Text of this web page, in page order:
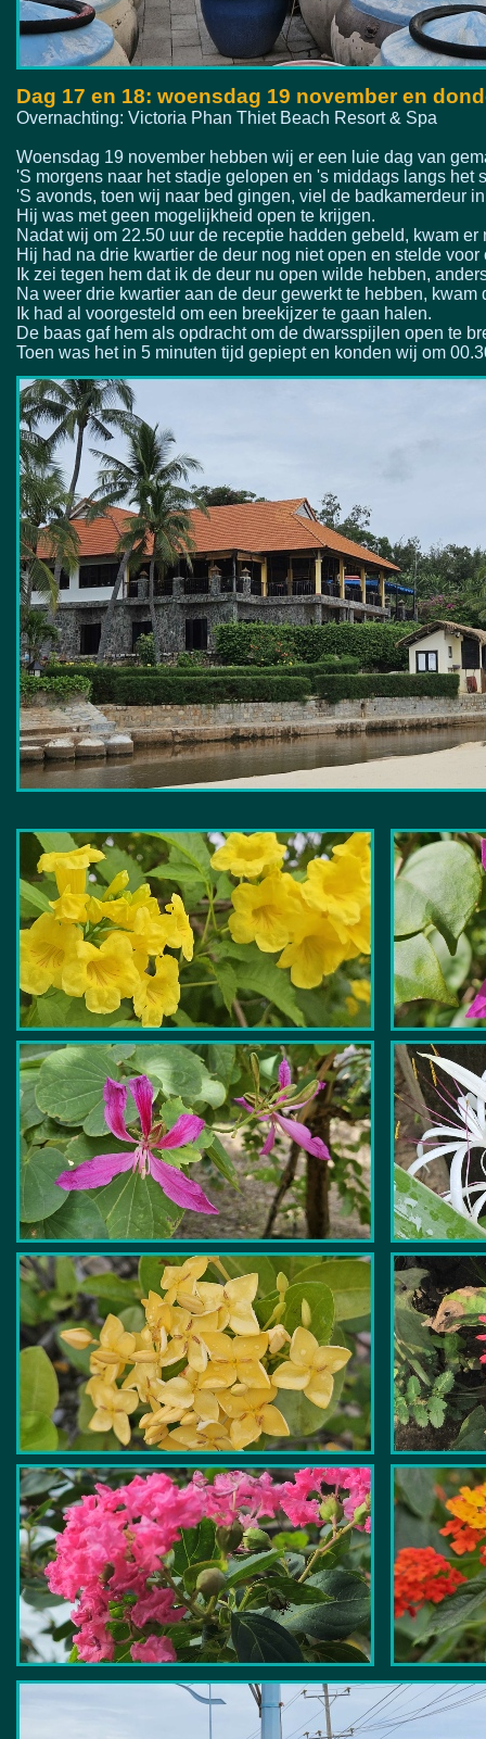
Dag 17 en 18: woensdag 19 november en
Overnachting: Victoria Phan Thiet Beach Resort & Spa
Woensdag 19 november hebben wij er een luie dag van
'S morgens naar het stadje gelopen en 's middags langs het
'S avonds, toen wij naar bed gingen, viel de badkamerdeur
Hij was met geen mogelijkheid open te krijgen.
Nadat wij om 22.50 uur de receptie hadden gebeld, kwam
Hij had na drie kwartier de deur nog niet open en stelde voor
Ik zei tegen hem dat ik de deur nu open wilde hebben,
Na weer drie kwartier aan de deur gewerkt te hebben,
Ik had al voorgesteld om een breekijzer te gaan halen.
De baas gaf hem als opdracht om de dwarsspijlen open te
Toen was het in 5 minuten tijd gepiept en konden wij om